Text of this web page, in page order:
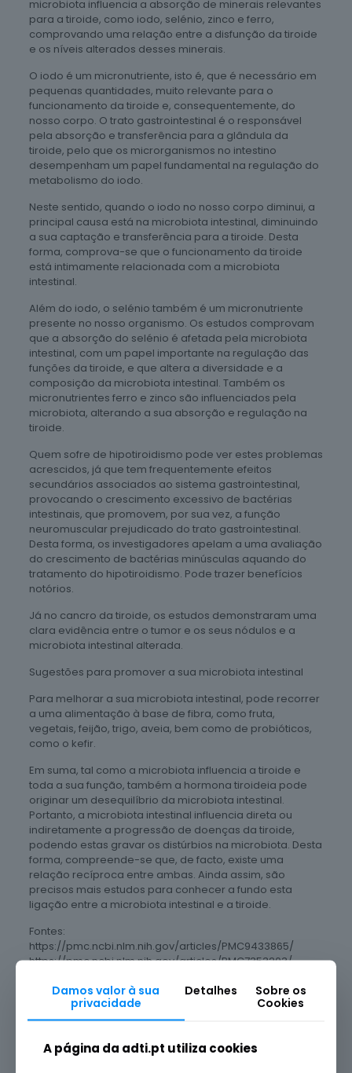
microbiota influencia a absorção de minerais relevantes
para a tiroide, como iodo, selénio, zinco e ferro,
comprovando uma relação entre a disfunção da tiroide
e os níveis alterados desses minerais.
O iodo é um micronutriente, isto é, que é necessário em
pequenas quantidades, muito relevante para o
funcionamento da tiroide e, consequentemente, do
nosso corpo. O trato gastrointestinal é o responsável
pela absorção e transferência para a glândula da
tiroide, pelo que os microrganismos no intestino
desempenham um papel fundamental na regulação do
metabolismo do iodo.
Neste sentido, quando o iodo no nosso corpo diminui, a
principal causa está na microbiota intestinal, diminuindo
a sua captação e transferência para a tiroide. Desta
forma, comprova-se que o funcionamento da tiroide
está intimamente relacionada com a microbiota
intestinal.
Além do iodo, o selénio também é um micronutriente
presente no nosso organismo. Os estudos comprovam
que a absorção do selénio é afetada pela microbiota
intestinal, com um papel importante na regulação das
funções da tiroide, e que altera a diversidade e a
composição da microbiota intestinal. Também os
micronutrientes ferro e zinco são influenciados pela
microbiota, alterando a sua absorção e regulação na
tiroide.
Quem sofre de hipotiroidismo pode ver estes problemas
acrescidos, já que tem frequentemente efeitos
secundários associados ao sistema gastrointestinal,
provocando o crescimento excessivo de bactérias
intestinais, que promovem, por sua vez, a função
neuromuscular prejudicado do trato gastrointestinal.
Desta forma, os investigadores apelam a uma avaliação
do crescimento de bactérias minúsculas aquando do
tratamento do hipotiroidismo. Pode trazer benefícios
notórios.
Já no cancro da tiroide, os estudos demonstraram uma
clara evidência entre o tumor e os seus nódulos e a
microbiota intestinal alterada.
Sugestões para promover a sua microbiota intestinal
Para melhorar a sua microbiota intestinal, pode recorrer
a uma alimentação à base de fibra, como fruta,
vegetais, feijão, trigo, aveia, bem como de probióticos,
como o kefir.
Em suma, tal como a microbiota influencia a tiroide e
toda a sua função, também a hormona tiroideia pode
originar um desequilíbrio da microbiota intestinal.
Portanto, a microbiota intestinal influencia direta ou
indiretamente a progressão de doenças da tiroide,
podendo estas gravar os distúrbios na microbiota. Desta
forma, compreende-se que, de facto, existe uma
relação recíproca entre ambas. Ainda assim, são
precisos mais estudos para conhecer a fundo esta
ligação entre a microbiota intestinal e a tiroide.
Fontes:
https://pmc.ncbi.nlm.nih.gov/articles/PMC9433865/
https://pmc.ncbi.nlm.nih.gov/articles/PMC7353203/
The Microbiome
Damos valor à sua
privacidade
Detalhes
Sobre os
Cookies
A página da adti.pt utiliza cookies